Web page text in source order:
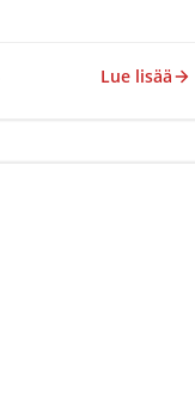
Lue lisää